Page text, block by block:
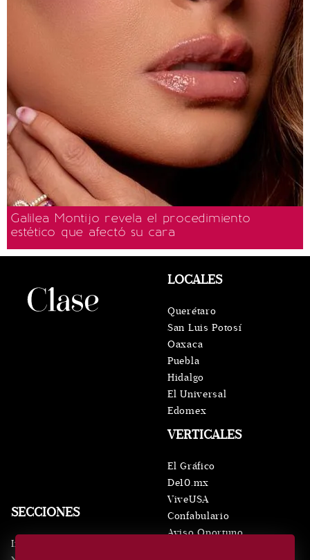
Galilea Montijo revela el procedimiento
estético que afectó su cara
SECCIONES
Inicio
VERTICALES
El Gráfico
De10.mx
ViveUSA
Confabulario
Aviso Oportuno
LOCALES
Querétaro
San Luis Potosí
Oaxaca
Puebla
Hidalgo
El Universal
Edomex